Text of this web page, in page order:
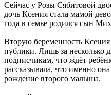
Сейчас у Розы Сябитовой
дочь Ксения стала мамой
года в семье родился сын
Вторую беременность
публики. Лишь за несколько
подписчикам, что ждёт
рассказывала, что именно
рождение второго малыша.